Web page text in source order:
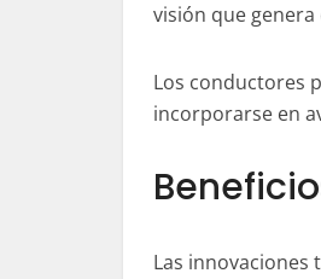
visión que
Los conductores
incorporarse en
Las innovaciones